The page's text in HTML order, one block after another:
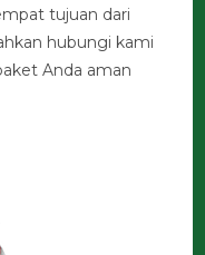
tujuan dari
hubungi kami
Anda aman